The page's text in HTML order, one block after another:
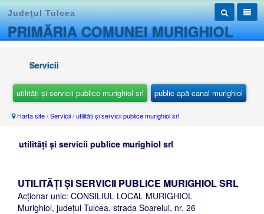
Judeţul Tulcea
PRIMĂRIA COMUNEI MURIGHIOL
Servicii
utilități și servicii publice murighiol srl public apă canal murighiol
Harta site/Servicii/utilități și servicii publice murighiol srl
utilități și servicii publice murighiol srl
UTILITĂȚI ȘI SERVICII PUBLICE MURIGHIOL SRL
Acționar unic: CONSILIUL LOCAL MURIGHIOL
Murighiol, județul Tulcea, strada Soarelui, nr. 26